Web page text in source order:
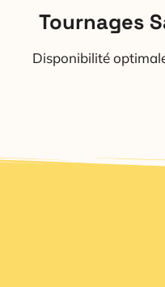
Tournages
Disponibilité